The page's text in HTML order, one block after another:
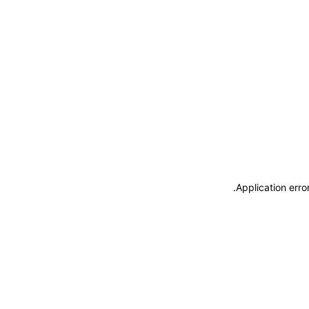
Application
.